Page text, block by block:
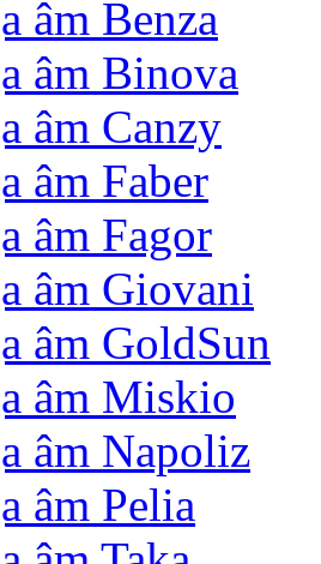
âm Benza
âm Binova
âm Canzy
âm Faber
âm Fagor
âm Giovani
âm GoldSun
âm Miskio
âm Napoliz
âm Pelia